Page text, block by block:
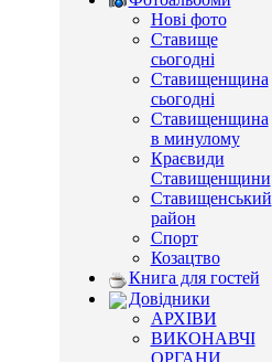
Нові фото
Ставище
сьогодні
Ставищенщина
сьогодні
Ставищенщина
в минулому
Краєвиди
Ставищенщини
Ставищенський
район
Спорт
Козацтво
Книга для гостей
Довідники
АРХІВИ
ВИКОНАВЧІ
ОРГАНИ